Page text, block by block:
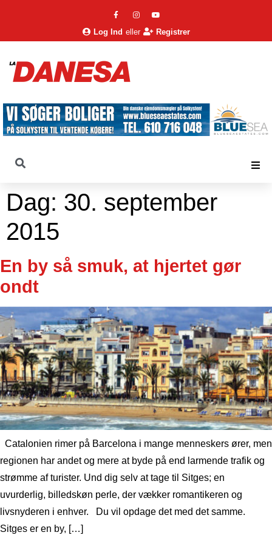
Log Ind eller Registrer
Dag: 30. september
2015
En by så smuk, at hjertet gør
ondt
Catalonien rimer på Barcelona i mange menneskers ører, men
regionen har andet og mere at byde på end larmende trafik og
strømme af turister. Und dig selv at tage til Sitges; en
uvurderlig, billedskøn perle, der vækker romantikeren og
livsnyderen i enhver. Du vil opdage det med det samme.
Sitges er en by, […]